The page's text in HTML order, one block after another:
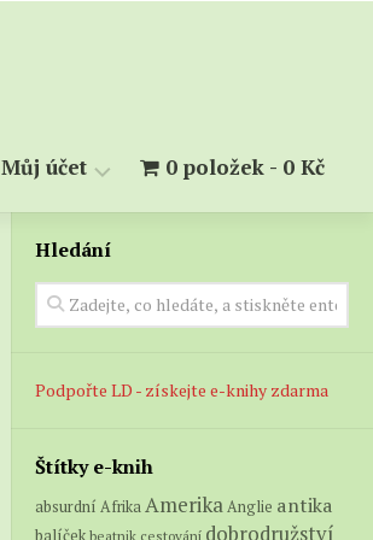
Můj účet
Objednávky
Stahování
0 položek 0 Kč
Hledání
Podpořte LD - získejte e-knihy zdarma
Štítky e-knih
absurdní AfrikaAmerikaAnglie antika
balíček beatnik cestování dobrodružství